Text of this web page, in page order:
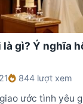
là gì? Ý nghĩa
844 lượt xem
ước tình yêu